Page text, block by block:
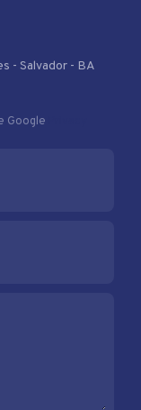
- Salvador - BA
Google